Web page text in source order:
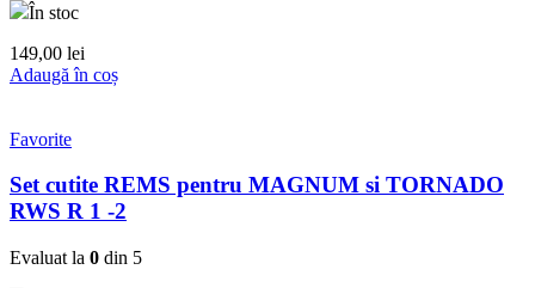
În stoc
149,00 lei
Adaugă în coș
Favorite
Set cutite REMS pentru MAGNUM si TORNADO
RWS R 1 -2
Evaluat la 0 din 5